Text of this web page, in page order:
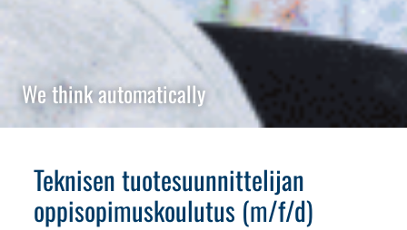
We think automatically
Teknisen tuotesuunnittelijan
oppisopimuskoulutus (m/f/d)